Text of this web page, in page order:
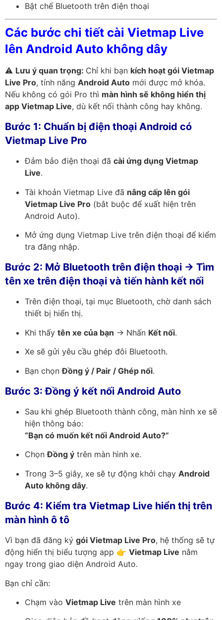
Bật chế Bluetooth trên điện thoại
Các bước chi tiết cài Vietmap Live
lên Android Auto không dây
⚠️ Lưu ý quan trọng: Chỉ khi bạn kích hoạt gói Vietmap
Live Pro, tính năng Android Auto mới được mở khóa.
Nếu không có gói Pro thì màn hình sẽ không hiển thị
app Vietmap Live, dù kết nối thành công hay không.
Bước 1: Chuẩn bị điện thoại Android có
Vietmap Live Pro
Đảm bảo điện thoại đã cài ứng dụng Vietmap
Live.
Tài khoản Vietmap Live đã nâng cấp lên gói
Vietmap Live Pro (bắt buộc để xuất hiện trên
Android Auto).
Mở ứng dụng Vietmap Live trên điện thoại để kiểm
tra đăng nhập.
Bước 2: Mở Bluetooth trên điện thoại → Tìm
tên xe trên điện thoại và tiến hành kết nối
Trên điện thoại, tại mục Bluetooth, chờ danh sách
thiết bị hiển thị.
Khi thấy tên xe của bạn → Nhấn Kết nối.
Xe sẽ gửi yêu cầu ghép đôi Bluetooth.
Bạn chọnĐồng ý / Pair / Ghép nối.
Bước 3: Đồng ý kết nối Android Auto
Sau khi ghép Bluetooth thành công, màn hình xe sẽ
hiện thông báo:
“Bạn có muốn kết nối Android Auto?”
ChọnĐồng ý trên màn hình xe.
Trong 3–5 giây, xe sẽ tự động khởi chạy Android
Auto không dây.
Bước 4: Kiểm tra Vietmap Live hiển thị trên
màn hình ô tô
Vì bạn đã đăng ký gói Vietmap Live Pro, hệ thống sẽ tự
động hiển thị biểu tượng app 👉 Vietmap Live nằm
ngay trong giao diện Android Auto.
Bạn chỉ cần:
Chạm vào Vietmap Live trên màn hình xe